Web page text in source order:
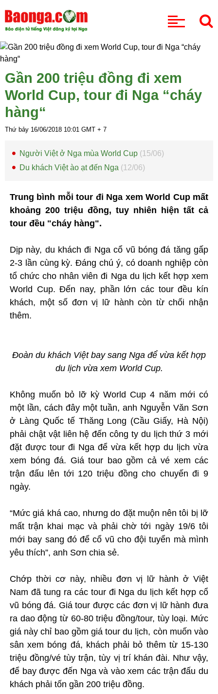
Gần 200 triệu đồng đi xem
World Cup, tour đi Nga “cháy
hàng“
Thứ bảy 16/06/2018 10:01 GMT + 7
Người Việt ở Nga mùa World Cup (15/06)
Du khách Việt ào ạt đến Nga (12/06)
Trung bình mỗi tour đi Nga xem World Cup mất
khoảng 200 triệu đồng, tuy nhiên hiện tất cả
tour đều "cháy hàng".
Dịp này, du khách đi Nga cổ vũ bóng đá tăng gấp
2-3 lần cùng kỳ. Đáng chú ý, có doanh nghiệp còn
tổ chức cho nhân viên đi Nga du lịch kết hợp xem
World Cup. Đến nay, phần lớn các tour đều kín
khách, một số đơn vị lữ hành còn từ chối nhận
thêm.
Đoàn du khách Việt bay sang Nga để vừa kết hợp
du lịch vừa xem World Cup.
Không muốn bỏ lỡ kỳ World Cup 4 năm mới có
một lần, cách đây một tuần, anh Nguyễn Văn Sơn
ở Làng Quốc tế Thăng Long (Cầu Giấy, Hà Nội)
phải chật vật liên hệ đến công ty du lịch thứ 3 mới
đặt được tour đi Nga để vừa kết hợp du lịch vừa
xem bóng đá. Giá tour bao gồm cả vé xem các
trận đấu lên tới 120 triệu đồng cho chuyến đi 9
ngày.
“Mức giá khá cao, nhưng do đặt muộn nên tôi bị lỡ
mất trận khai mạc và phải chờ tới ngày 19/6 tôi
mới bay sang đó để cổ vũ cho đội tuyển mà mình
yêu thích”, anh Sơn chia sẻ.
Chớp thời cơ này, nhiều đơn vị lữ hành ở Việt
Nam đã tung ra các tour đi Nga du lịch kết hợp cổ
vũ bóng đá. Giá tour được các đơn vị lữ hành đưa
ra dao động từ 60-80 triệu đồng/tour, tùy loại. Mức
giá này chỉ bao gồm giá tour du lịch, còn muốn vào
sân xem bóng đá, khách phải bỏ thêm từ 15-130
triệu đồng/vé tùy trận, tùy vị trí khán đài. Như vậy,
để bay được đến Nga và vào xem các trận đấu du
khách phải tốn gần 200 triệu đồng.